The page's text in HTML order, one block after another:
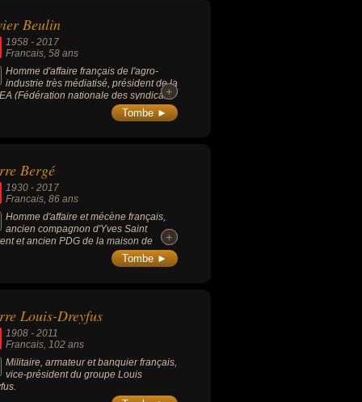
des présidents de clubs de Ligue 1, il
visage et surtout la voix du MHSC.
Beulin
1958 -2017
Francais , 58 ans
Homme d'affaire français de l'agro-
industrie très médiatisé, président de la
(Fédération nationale des syndicats
agricoles) de 2010 à 2017 et
pour ses statuts paradoxaux d'homme
+
+
Tombe ►
Bergé
1930 -2017
Francais , 86 ans
Homme d'affaire et mécène français,
ancien compagnon d'Yves Saint
et ancien PDG de la maison de
Yves Saint Laurent pendant 40 ans,
président du conseil de surveillance du
de la cause gay, il fut un fervent
de l'ancien président socialiste
Mitterrand.
+
+
Tombe ►
Louis-Dreyfus
1908 -2011
Francais, 102 ans
Militaire, armateur et banquier français,
vice-président du groupe Louis